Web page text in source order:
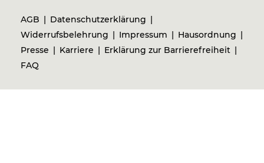
AGB
Datenschutzerklärung
Widerrufsbelehrung
Impressum
Hausordnung
Presse
Karriere
Erklärung zur Barrierefreiheit
FAQ